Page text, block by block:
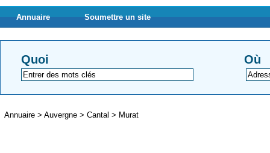
Annuaire Soumettre un site
Quoi Où
Annuaire > Auvergne > Cantal > Murat